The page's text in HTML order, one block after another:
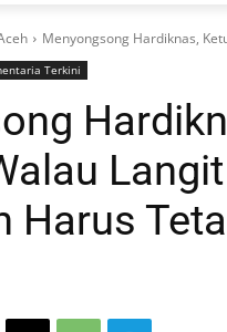
Menyongsong Hardiknas,
Terkini
Harus